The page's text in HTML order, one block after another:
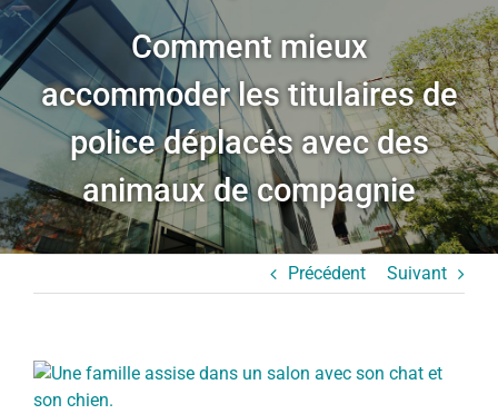
Assurés
Services
Études de cas
À propos
Comment mieux
accommoder les titulaires de
police déplacés avec des
animaux de compagnie
Précédent Suivant
Agrandir
l’image